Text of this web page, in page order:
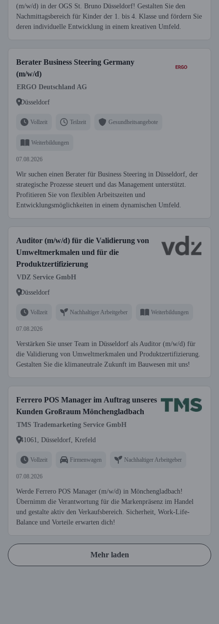
(m/w/d) in der OGS St. Bruno Düsseldorf! Gestalten Sie den
Nachmittagsbereich für Kinder der 1. bis 4. Klasse und fördern Sie
deren individuelle Entwicklung in einem kreativen Umfeld.
Berater Business Steering Germany
(m/w/d)
ERGO Deutschland AG
Düsseldorf
Vollzeit Teilzeit Gesundheitsangebote
Weiterbildungen
07.08.2026
Wir suchen einen Berater für Business Steering in Düsseldorf, der
strategische Prozesse steuert und das Management unterstützt.
Profitieren Sie von flexiblen Arbeitszeiten und
Entwicklungsmöglichkeiten in einem dynamischen Umfeld.
Auditor (m/w/d) für die Validierung von
Umweltmerkmalen und für die
Produktzertifizierung
VDZ Service GmbH
Düsseldorf
Vollzeit Nachhaltiger Arbeitgeber Weiterbildungen
07.08.2026
Verstärken Sie unser Team in Düsseldorf als Auditor (m/w/d) für
die Validierung von Umweltmerkmalen und Produktzertifizierung.
Gestalten Sie die klimaneutrale Zukunft im Bauwesen mit uns!
Ferrero POS Manager im Auftrag unseres
Kunden Großraum Mönchengladbach
TMS Trademarketing Service GmbH
41061, Düsseldorf, Krefeld
Vollzeit Firmenwagen Nachhaltiger Arbeitgeber
07.08.2026
Werde Ferrero POS Manager (m/w/d) in Mönchengladbach!
Übernimm die Verantwortung für die Markenpräsenz im Handel
und gestalte aktiv den Verkaufsbereich. Sicherheit, Work-Life-
Balance und Vorteile erwarten dich!
Mehr laden